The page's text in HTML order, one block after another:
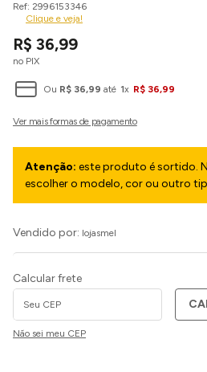
2996153346
Clique e veja!
R$ 36,99
no PIX
Ou R$ 36,99 até 1x R$ 36,99
Atenção: este produto é sortido.
escolher o modelo, cor ou outro
Vendido por: lojasmel
Calcular frete
Não sei meu CEP